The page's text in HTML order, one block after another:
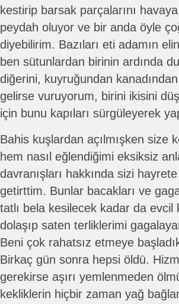
kestirip barsak parçalarını
peydah oluyor ve bir anda öyle
diyebilirim. Bazıları eti adamın
ben sütunlardan birinin ardında
diğerini, kuyruğundan
gelirse vuruyorum, birini ikisini
için bunu kapıları sürgüleyerek
Bahis kuşlardan açılmışken size
hem nasıl eğlendiğimi eksiksiz
davranışları hakkında sizi
getirttim. Bunlar bacakları ve
tatlı bela kesilecek kadar da evcil
dolaşıp saten terliklerimi
Beni çok rahatsız etmeye
Birkaç gün sonra hepsi öldü.
gerekirse aşırı yemlenmeden
kekliklerin hiçbir zaman yağ